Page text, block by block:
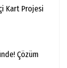
Kart Projesi
Çözüm